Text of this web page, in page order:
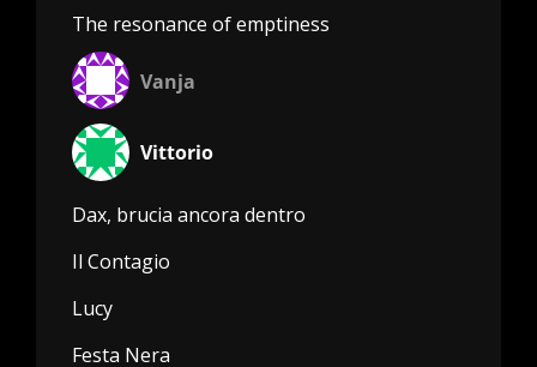
The resonance of emptiness
Vanja
Vittorio
Dax, brucia ancora dentro
Il Contagio
Lucy
Festa Nera